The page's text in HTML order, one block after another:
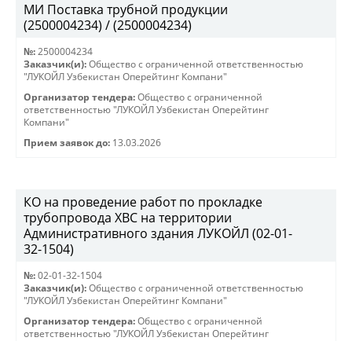
МИ Поставка трубной продукции
(2500004234) / (2500004234)
№: 2500004234
Заказчик(и): Общество с ограниченной ответственностью
"ЛУКОЙЛ Узбекистан Оперейтинг Компани"
Организатор тендера: Общество с ограниченной
ответственностью "ЛУКОЙЛ Узбекистан Оперейтинг
Компани"
Прием заявок до: 13.03.2026
КО на проведение работ по прокладке
трубопровода ХВС на территории
Административного здания ЛУКОЙЛ (02-01-
32-1504)
№: 02-01-32-1504
Заказчик(и): Общество с ограниченной ответственностью
"ЛУКОЙЛ Узбекистан Оперейтинг Компани"
Организатор тендера: Общество с ограниченной
ответственностью "ЛУКОЙЛ Узбекистан Оперейтинг